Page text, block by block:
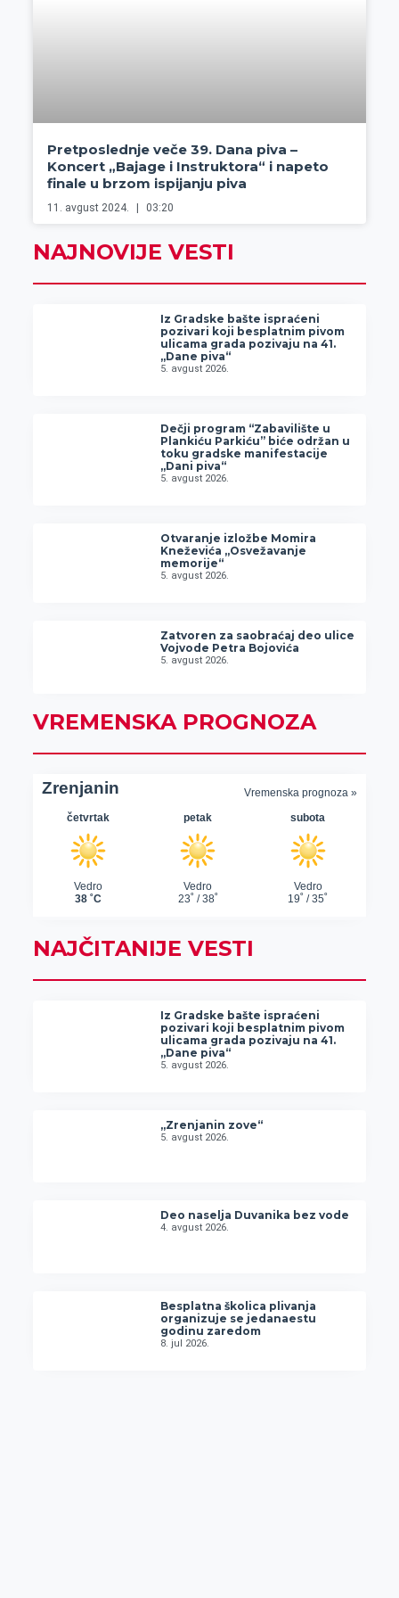
Pretposlednje veče 39. Dana piva –
Koncert „Bajage i Instruktora“ i napeto
finale u brzom ispijanju piva
11. avgust 2024. 03:20
NAJNOVIJE VESTI
Iz Gradske bašte ispraćeni
pozivari koji besplatnim pivom
ulicama grada pozivaju na 41.
„Dane piva“
5. avgust 2026.
Dečji program “Zabavilište u
Plankiću Parkiću” biće održan u
toku gradske manifestacije
„Dani piva“
5. avgust 2026.
Otvaranje izložbe Momira
Kneževića „Osvežavanje
memorije“
5. avgust 2026.
Zatvoren za saobraćaj deo ulice
Vojvode Petra Bojovića
5. avgust 2026.
VREMENSKA PROGNOZA
NAJČITANIJE VESTI
Iz Gradske bašte ispraćeni
pozivari koji besplatnim pivom
ulicama grada pozivaju na 41.
„Dane piva“
5. avgust 2026.
„Zrenjanin zove“
5. avgust 2026.
Deo naselja Duvanika bez vode
4. avgust 2026.
Besplatna školica plivanja
organizuje se jedanaestu
godinu zaredom
8. jul 2026.